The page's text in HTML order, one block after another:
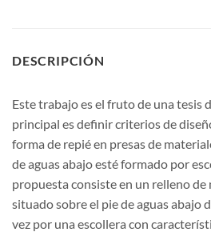
DESCRIPCIÓN
Este trabajo es el fruto de una tesis
principal es definir criterios de
forma de repié en presas de
de aguas abajo esté formado por
propuesta consiste en un relleno
situado sobre el pie de aguas abajo
vez por una escollera con